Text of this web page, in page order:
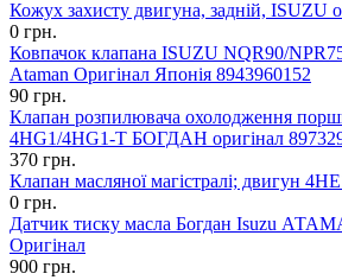
Кожух захисту двигуна, задній, ISUZU
0 грн.
Ковпачок клапана ISUZU NQR90/
Ataman Оригінал Японія 8943960152
90 грн.
Клапан розпилювача охолодження
4HG1/4HG1-T БОГДАН оригінал
370 грн.
Клапан масляної магістралі; двигун
0 грн.
Датчик тиску масла Богдан Isuzu
Оригінал
900 грн.